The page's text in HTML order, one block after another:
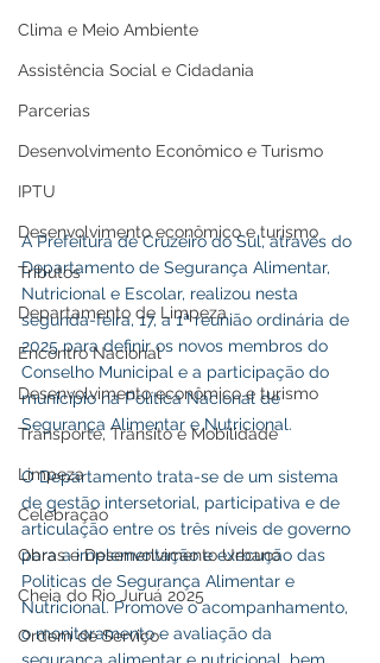
Clima e Meio Ambiente
Assistência Social e Cidadania
Parcerias
Desenvolvimento Econômico e Turismo
IPTU
Desenvolvimento econômico e turismo
Tributos
Departamento de Limpeza
Encontro Nacional
Desenvolvimento econômico e turismo
Transporte, Trânsito e Mobilidade
Limpeza
Celebração
Obras e Desenvolvimento Urbano
Cheia do Rio Juruá 2025
Ordem de Serviço
A Prefeitura de Cruzeiro do Sul, através do
Departamento de Segurança Alimentar,
Nutricional e Escolar, realizou nesta
segunda-feira, 17, a 1ª reunião ordinária de
2025 para definir os novos membros do
Conselho Municipal e a participação do
município na Política Nacional de
Segurança Alimentar e Nutricional.
O Departamento trata-se de um sistema
de gestão intersetorial, participativa e de
articulação entre os três níveis de governo
para a implementação e execução das
Politicas de Segurança Alimentar e
Nutricional. Promove o acompanhamento,
o monitoramento e avaliação da